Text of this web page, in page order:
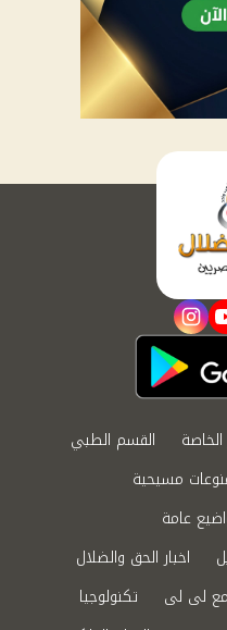
youtube
instagram
الخاصة
القسم الطبي
مسيحية
عامة
اخبار الحق والضلال
لى لى
تكنولوجيا